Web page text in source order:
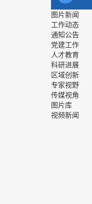
图片新闻
工作动态
通知公告
党建工作
人才教育
科研进展
区域创新
专家视野
传媒视角
图片库
视频新闻